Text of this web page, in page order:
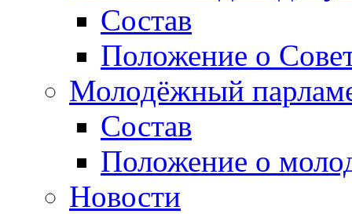
Состав
Положение о
Молодёжный
Состав
Положение о
Новости